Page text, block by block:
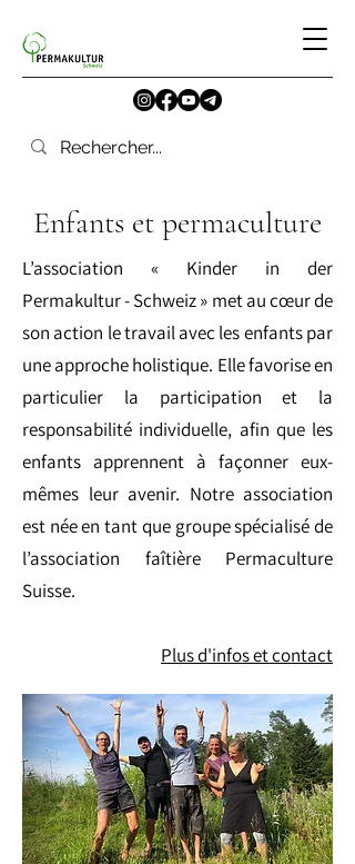
Enfants et permaculture
L’association « Kinder in der
Permakultur - Schweiz » met au cœur de
son action le travail avec les enfants par
une approche holistique. Elle favorise en
particulier la participation et la
responsabilité individuelle, afin que les
enfants apprennent à façonner eux-
mêmes leur avenir. Notre association
est née en tant que groupe spécialisé de
l’association faîtière Permaculture
Suisse.
Plus d'infos et contact